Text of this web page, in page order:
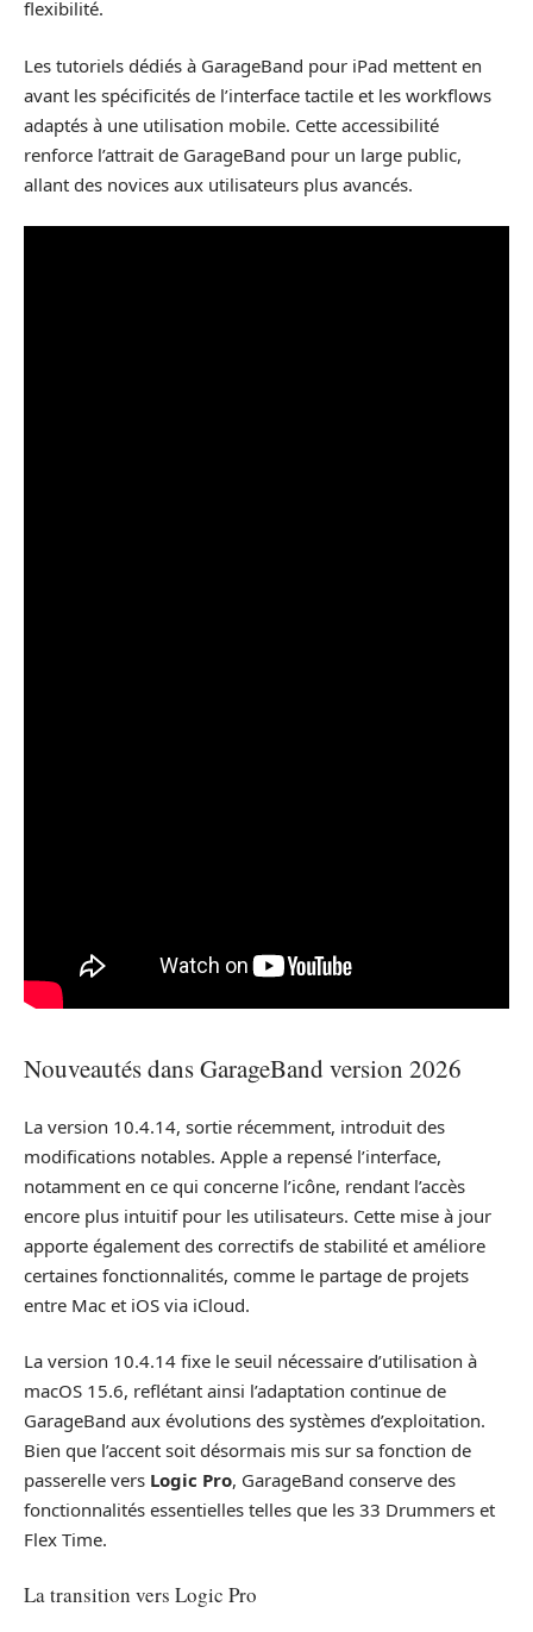
flexibilité.
Les tutoriels dédiés à GarageBand pour iPad mettent en
avant les spécificités de l’interface tactile et les workflows
adaptés à une utilisation mobile. Cette accessibilité
renforce l’attrait de GarageBand pour un large public,
allant des novices aux utilisateurs plus avancés.
Nouveautés dans GarageBand version 2026
La version 10.4.14, sortie récemment, introduit des
modifications notables. Apple a repensé l’interface,
notamment en ce qui concerne l’icône, rendant l’accès
encore plus intuitif pour les utilisateurs. Cette mise à jour
apporte également des correctifs de stabilité et améliore
certaines fonctionnalités, comme le partage de projets
entre Mac et iOS via iCloud.
La version 10.4.14 fixe le seuil nécessaire d’utilisation à
macOS 15.6, reflétant ainsi l’adaptation continue de
GarageBand aux évolutions des systèmes d’exploitation.
Bien que l’accent soit désormais mis sur sa fonction de
passerelle vers Logic Pro, GarageBand conserve des
fonctionnalités essentielles telles que les 33 Drummers et
Flex Time.
La transition vers Logic Pro